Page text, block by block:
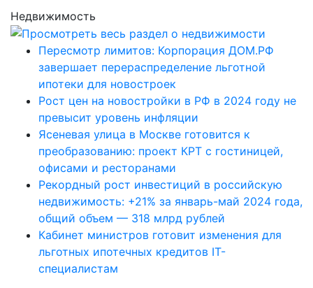
Недвижимость
Пересмотр лимитов: Корпорация ДОМ.РФ
завершает перераспределение льготной
ипотеки для новостроек
Рост цен на новостройки в РФ в 2024 году не
превысит уровень инфляции
Ясеневая улица в Москве готовится к
преобразованию: проект КРТ с гостиницей,
офисами и ресторанами
Рекордный рост инвестиций в российскую
недвижимость: +21% за январь-май 2024 года,
общий объем — 318 млрд рублей
Кабинет министров готовит изменения для
льготных ипотечных кредитов IT-
специалистам